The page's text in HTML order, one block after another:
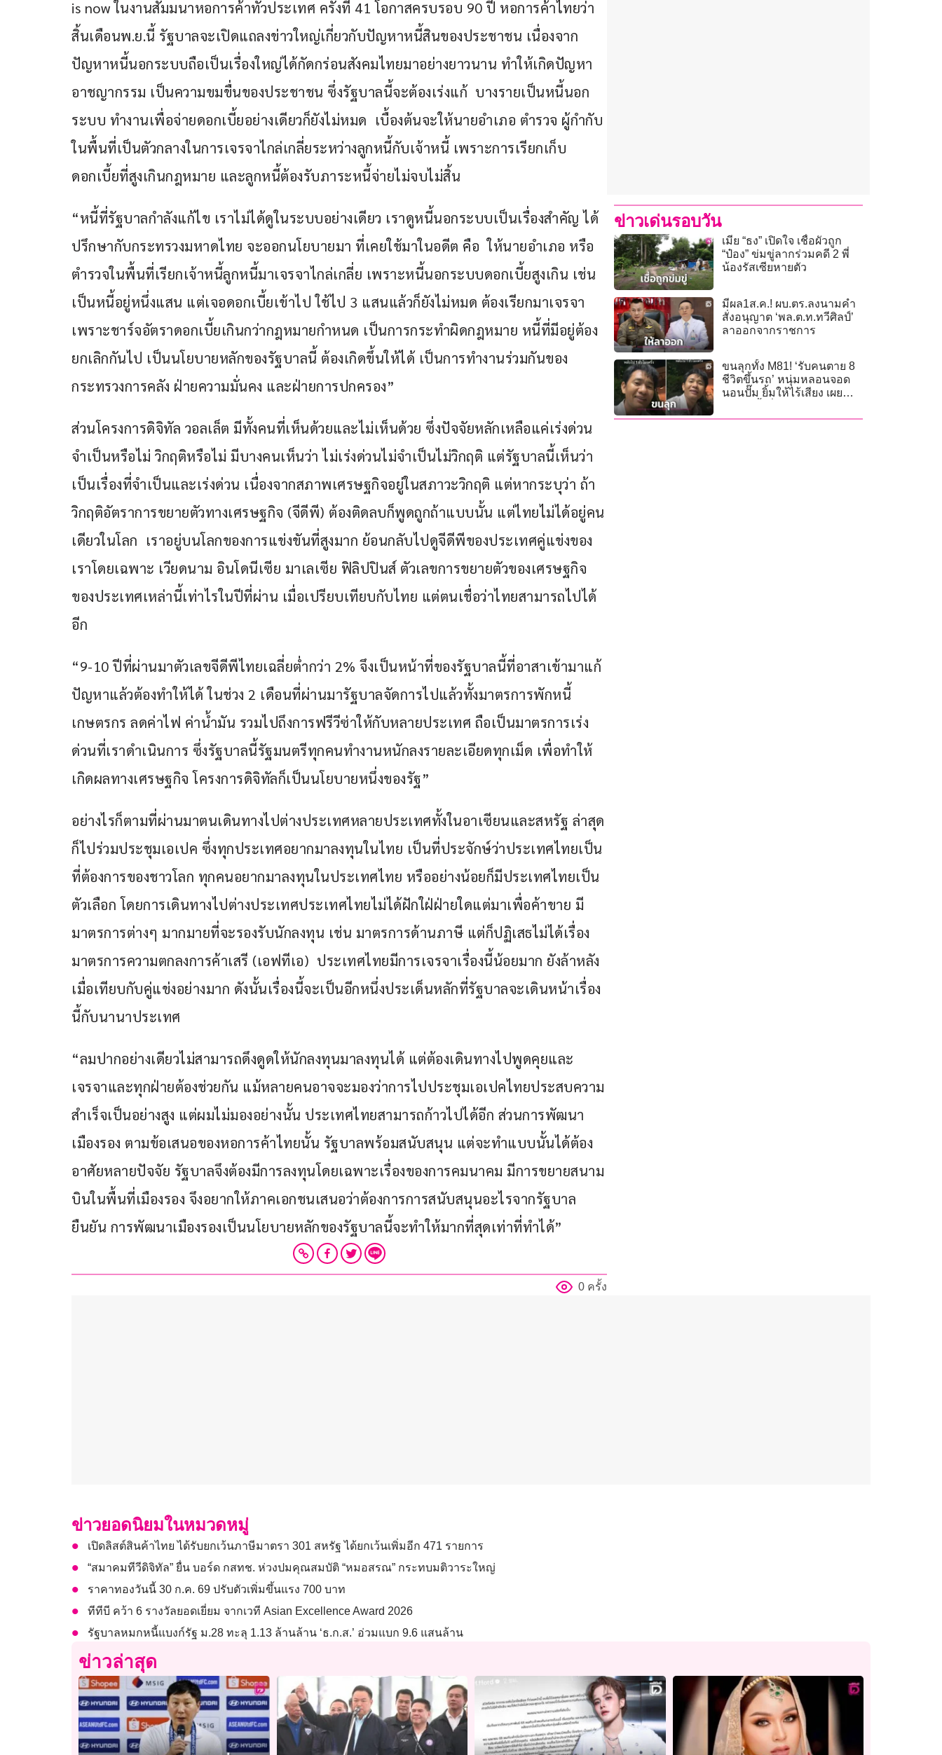
is now ในงานสัมมนาหอการค้าทั่วประเทศ ครั้งที่ 41 โอกาสครบรอบ 90 ปี หอการค้าไทยว่า
สิ้นเดือนพ.ย.นี้ รัฐบาลจะเปิดแถลงข่าวใหญ่เกี่ยวกับปัญหาหนี้สินของประชาชน เนื่องจาก
ปัญหาหนี้นอกระบบถือเป็นเรื่องใหญ่ได้กัดกร่อนสังคมไทยมาอย่างยาวนาน ทำให้เกิดปัญหา
อาชญากรรม เป็นความขมขื่นของประชาชน ซึ่งรัฐบาลนี้จะต้องเร่งแก้  บางรายเป็นหนี้นอก
ระบบ ทำงานเพื่อจ่ายดอกเบี้ยอย่างเดียวก็ยังไม่หมด  เบื้องต้นจะให้นายอำเภอ ตำรวจ ผู้กำกับ
ในพื้นที่เป็นตัวกลางในการเจรจาไกล่เกลี่ยระหว่างลูกหนี้กับเจ้าหนี้ เพราะการเรียกเก็บ
ดอกเบี้ยที่สูงเกินกฎหมาย และลูกหนี้ต้องรับภาระหนี้จ่ายไม่จบไม่สิ้น
“หนี้ที่รัฐบาลกำลังแก้ไข เราไม่ได้ดูในระบบอย่างเดียว เราดูหนี้นอกระบบเป็นเรื่องสำคัญ ได้
ปรึกษากับกระทรวงมหาดไทย จะออกนโยบายมา ที่เคยใช้มาในอดีต คือ  ให้นายอำเภอ หรือ
ตำรวจในพื้นที่เรียกเจ้าหนี้ลูกหนี้มาเจรจาไกล่เกลี่ย เพราะหนี้นอกระบบดอกเบี้ยสูงเกิน เช่น
เป็นหนี้อยู่หนึ่งแสน แต่เจอดอกเบี้ยเข้าไป ใช้ไป 3 แสนแล้วก็ยังไม่หมด ต้องเรียกมาเจรจา
เพราะชาร์จอัตราดอกเบี้ยเกินกว่ากฎหมายกำหนด เป็นการกระทำผิดกฎหมาย หนี้ที่มีอยู่ต้อง
ยกเลิกกันไป เป็นนโยบายหลักของรัฐบาลนี้ ต้องเกิดขึ้นให้ได้ เป็นการทำงานร่วมกันของ
กระทรวงการคลัง ฝ่ายความมั่นคง และฝ่ายการปกครอง”
ส่วนโครงการดิจิทัล วอลเล็ต มีทั้งคนที่เห็นด้วยและไม่เห็นด้วย ซึ่งปัจจัยหลักเหลือแค่เร่งด่วน
จำเป็นหรือไม่ วิกฤติหรือไม่ มีบางคนเห็นว่า ไม่เร่งด่วนไม่จำเป็นไม่วิกฤติ แต่รัฐบาลนี้เห็นว่า
เป็นเรื่องที่จำเป็นและเร่งด่วน เนื่องจากสภาพเศรษฐกิจอยู่ในสภาวะวิกฤติ แต่หากระบุว่า ถ้า
วิกฤติอัตราการขยายตัวทางเศรษฐกิจ (จีดีพี) ต้องติดลบก็พูดถูกถ้าแบบนั้น แต่ไทยไม่ได้อยู่คน
เดียวในโลก  เราอยู่บนโลกของการแข่งขันที่สูงมาก ย้อนกลับไปดูจีดีพีของประเทศคู่แข่งของ
เราโดยเฉพาะ เวียดนาม อินโดนีเซีย มาเลเซีย ฟิลิปปินส์ ตัวเลขการขยายตัวของเศรษฐกิจ
ของประเทศเหล่านี้เท่าไรในปีที่ผ่าน เมื่อเปรียบเทียบกับไทย แต่ตนเชื่อว่าไทยสามารถไปได้
อีก
“9-10 ปีที่ผ่านมาตัวเลขจีดีพีไทยเฉลี่ยต่ำกว่า 2% จึงเป็นหน้าที่ของรัฐบาลนี้ที่อาสาเข้ามาแก้
ปัญหาแล้วต้องทำให้ได้ ในช่วง 2 เดือนที่ผ่านมารัฐบาลจัดการไปแล้วทั้งมาตรการพักหนี้
เกษตรกร ลดค่าไฟ ค่าน้ำมัน รวมไปถึงการฟรีวีซ่าให้กับหลายประเทศ ถือเป็นมาตรการเร่ง
ด่วนที่เราดำเนินการ ซึ่งรัฐบาลนี้รัฐมนตรีทุกคนทำงานหนักลงรายละเอียดทุกเม็ด เพื่อทำให้
เกิดผลทางเศรษฐกิจ โครงการดิจิทัลก็เป็นนโยบายหนึ่งของรัฐ”
อย่างไรก็ตามที่ผ่านมาตนเดินทางไปต่างประเทศหลายประเทศทั้งในอาเซียนและสหรัฐ ล่าสุด
ก็ไปร่วมประชุมเอเปค ซึ่งทุกประเทศอยากมาลงทุนในไทย เป็นที่ประจักษ์ว่าประเทศไทยเป็น
ที่ต้องการของชาวโลก ทุกคนอยากมาลงทุนในประเทศไทย หรืออย่างน้อยก็มีประเทศไทยเป็น
ตัวเลือก โดยการเดินทางไปต่างประเทศประเทศไทยไม่ได้ฝักใฝ่ฝ่ายใดแต่มาเพื่อค้าขาย มี
มาตรการต่างๆ มากมายที่จะรองรับนักลงทุน เช่น มาตรการด้านภาษี แต่ก็ปฏิเสธไม่ได้เรื่อง
มาตรการความตกลงการค้าเสรี (เอฟทีเอ)  ประเทศไทยมีการเจรจาเรื่องนี้น้อยมาก ยังล้าหลัง
เมื่อเทียบกับคู่แข่งอย่างมาก ดังนั้นเรื่องนี้จะเป็นอีกหนึ่งประเด็นหลักที่รัฐบาลจะเดินหน้าเรื่อง
นี้กับนานาประเทศ
“ลมปากอย่างเดียวไม่สามารถดึงดูดให้นักลงทุนมาลงทุนได้ แต่ต้องเดินทางไปพูดคุยและ
เจรจาและทุกฝ่ายต้องช่วยกัน แม้หลายคนอาจจะมองว่าการไปประชุมเอเปคไทยประสบความ
สำเร็จเป็นอย่างสูง แต่ผมไม่มองอย่างนั้น ประเทศไทยสามารถก้าวไปได้อีก ส่วนการพัฒนา
เมืองรอง ตามข้อเสนอของหอการค้าไทยนั้น รัฐบาลพร้อมสนับสนุน แต่จะทำแบบนั้นได้ต้อง
อาศัยหลายปัจจัย รัฐบาลจึงต้องมีการลงทุนโดยเฉพาะเรื่องของการคมนาคม มีการขยายสนาม
บินในพื้นที่เมืองรอง จึงอยากให้ภาคเอกชนเสนอว่าต้องการการสนับสนุนอะไรจากรัฐบาล
ยืนยัน การพัฒนาเมืองรองเป็นนโยบายหลักของรัฐบาลนี้จะทำให้มากที่สุดเท่าที่ทำได้”
0 ครั้ง
ข่าวเด่นรอบวัน
เมีย “ธง” เปิดใจ เชื่อผัวถูก
“ป๋อง” ข่มขู่ลากร่วมคดี 2 พี่
น้องรัสเซียหายตัว
มีผล1ส.ค.! ผบ.ตร.ลงนามคำ
สั่งอนุญาต ‘พล.ต.ท.ทวีศิลป์’
ลาออกจากราชการ
ขนลุกทั้ง M81! ‘รับคนตาย 8
ชีวิตขึ้นรถ’ หนุ่มหลอนจอด
นอนปั๊ม ยิ้มให้ไร้เสียง เผย
ข่าวยอดนิยมในหมวดหมู่
เปิดลิสต์สินค้าไทย ได้รับยกเว้นภาษีมาตรา 301 สหรัฐ ได้ยกเว้นเพิ่มอีก 471 รายการ
“สมาคมทีวีดิจิทัล” ยื่น บอร์ด กสทช. ห่วงปมคุณสมบัติ “หมอสรณ” กระทบมติวาระใหญ่
ราคาทองวันนี้ 30 ก.ค. 69 ปรับตัวเพิ่มขึ้นแรง 700 บาท
ทีทีบี คว้า 6 รางวัลยอดเยี่ยม จากเวที Asian Excellence Award 2026
รัฐบาลหมกหนี้แบงก์รัฐ ม.28 ทะลุ 1.13 ล้านล้าน ‘ธ.ก.ส.’ อ่วมแบก 9.6 แสนล้าน
ข่าวล่าสุด